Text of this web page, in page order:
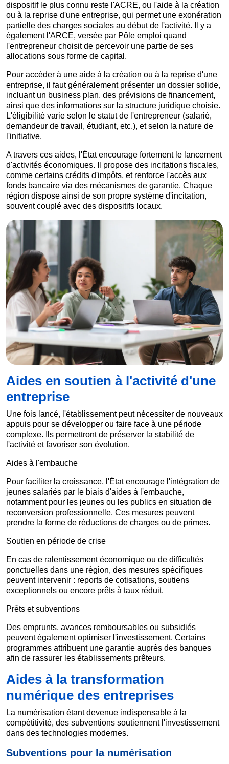
dispositif le plus connu reste l'ACRE, ou l'aide à la création
ou à la reprise d'une entreprise, qui permet une exonération
partielle des charges sociales au début de l'activité. Il y a
également l'ARCE, versée par Pôle emploi quand
l'entrepreneur choisit de percevoir une partie de ses
allocations sous forme de capital.
Pour accéder à une aide à la création ou à la reprise d'une
entreprise, il faut généralement présenter un dossier solide,
incluant un business plan, des prévisions de financement,
ainsi que des informations sur la structure juridique choisie.
L'éligibilité varie selon le statut de l'entrepreneur (salarié,
demandeur de travail, étudiant, etc.), et selon la nature de
l'initiative.
A travers ces aides, l'État encourage fortement le lancement
d'activités économiques. Il propose des incitations fiscales,
comme certains crédits d'impôts, et renforce l'accès aux
fonds bancaire via des mécanismes de garantie. Chaque
région dispose ainsi de son propre système d'incitation,
souvent couplé avec des dispositifs locaux.
Aides en soutien à l'activité d'une
entreprise
Une fois lancé, l'établissement peut nécessiter de nouveaux
appuis pour se développer ou faire face à une période
complexe. Ils permettront de préserver la stabilité de
l'activité et favoriser son évolution.
Aides à l'embauche
Pour faciliter la croissance, l'État encourage l'intégration de
jeunes salariés par le biais d'aides à l'embauche,
notamment pour les jeunes ou les publics en situation de
reconversion professionnelle. Ces mesures peuvent
prendre la forme de réductions de charges ou de primes.
Soutien en période de crise
En cas de ralentissement économique ou de difficultés
ponctuelles dans une région, des mesures spécifiques
peuvent intervenir : reports de cotisations, soutiens
exceptionnels ou encore prêts à taux réduit.
Prêts et subventions
Des emprunts, avances remboursables ou subsidiés
peuvent également optimiser l'investissement. Certains
programmes attribuent une garantie auprès des banques
afin de rassurer les établissements prêteurs.
Aides à la transformation
numérique des entreprises
La numérisation étant devenue indispensable à la
compétitivité, des subventions soutiennent l'investissement
dans des technologies modernes.
Subventions pour la numérisation